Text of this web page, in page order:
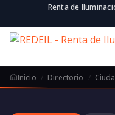
Renta de
Inicio Directorio